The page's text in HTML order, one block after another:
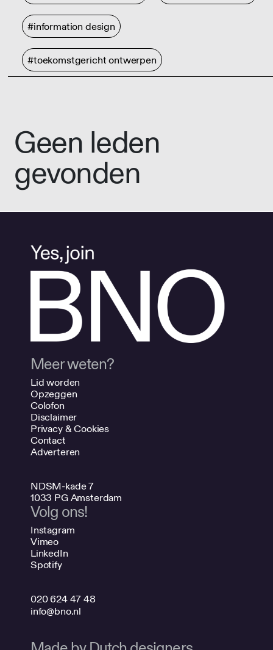
#information design
#toekomstgericht ontwerpen
Geen leden
gevonden
Meer weten?
Lid worden
Opzeggen
Colofon
Disclaimer
Privacy & Cookies
Contact
Adverteren
NDSM-kade 7
1033 PG Amsterdam
Volg ons!
Instagram
Vimeo
LinkedIn
Spotify
020 624 47 48
info@bno.nl